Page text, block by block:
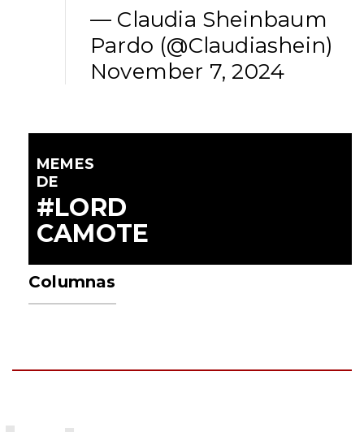
— Claudia Sheinbaum
Pardo (@Claudiashein)
November 7, 2024
MEMES
DE
#LORD
CAMOTE
Columnas